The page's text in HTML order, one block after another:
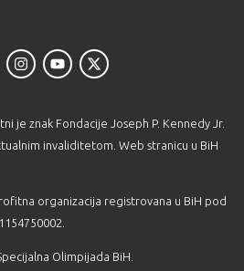
je znak Fondacije Joseph P. Kennedy Jr.
invaliditetom. Web stranicu u BiH
organizacija registrovana u BiH pod
Olimpijada BiH.